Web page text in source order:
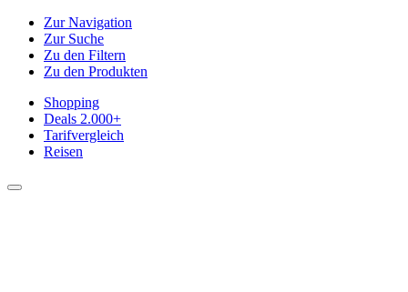
Zur Navigation
Zur Suche
Zu den Filtern
Zu den Produkten
Shopping
Deals 2.000+
Tarifvergleich
Reisen